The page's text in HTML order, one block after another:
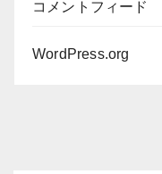
コメントフィード
WordPress.org